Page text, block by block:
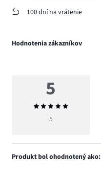
100 dní na vrátenie
Hodnotenia zákazníkov
5
Priemerné
hodnotenie
5
Produkt bol ohodnotený ako: